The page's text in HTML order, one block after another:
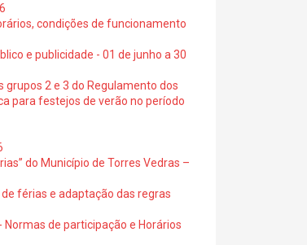
condições de funcionamento
e publicidade - 01 de junho a 30
2 e 3 do Regulamento dos
para festejos de verão no período
do Município de Torres Vedras –
férias e adaptação das regras
Normas de participação e Horários